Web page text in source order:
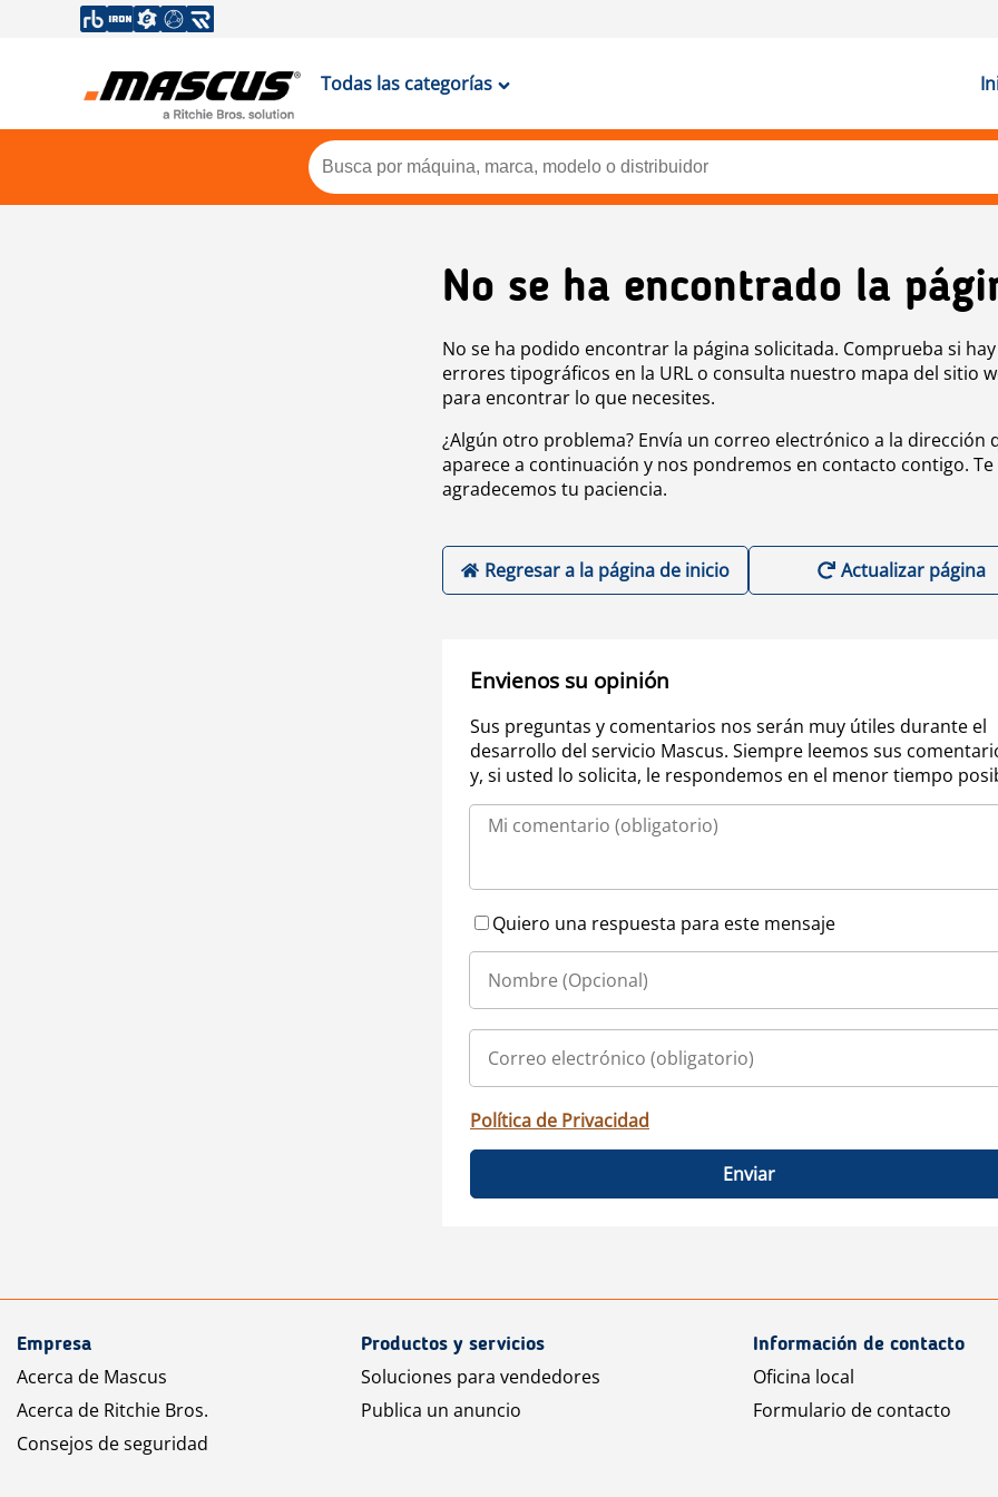
Todas las categorías
No se ha encontrado la
No se ha podido encontrar la página solicitada. Comprueba si hay
errores tipográficos en la URL o consulta nuestro mapa del sitio
para encontrar lo que necesites.
¿Algún otro problema? Envía un correo electrónico a la dirección
aparece a continuación y nos pondremos en contacto contigo. Te
agradecemos tu paciencia.
Regresar a la página de inicio Actualizar página
Envienos su opinión
Sus preguntas y comentarios nos serán muy útiles durante el
desarrollo del servicio Mascus. Siempre leemos sus
y, si usted lo solicita, le respondemos en el menor tiempo
Quiero una respuesta para este mensaje
Política de Privacidad
Enviar
Empresa
Acerca de Mascus
Acerca de Ritchie Bros.
Consejos de seguridad
Productos y servicios
Soluciones para vendedores
Publica un anuncio
Información de contacto
Oficina local
Formulario de contacto